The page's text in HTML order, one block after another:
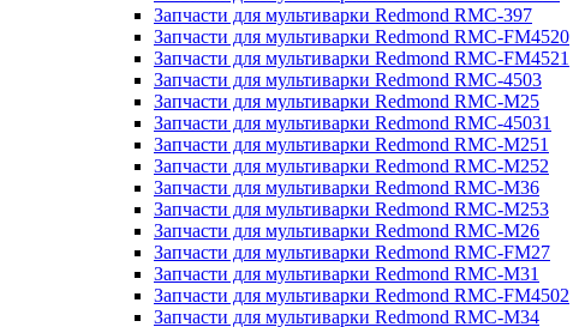
Запчасти для мультиварки Redmond RMC-397
Запчасти для мультиварки Redmond RMC-FM4520
Запчасти для мультиварки Redmond RMC-FM4521
Запчасти для мультиварки Redmond RMC-4503
Запчасти для мультиварки Redmond RMC-M25
Запчасти для мультиварки Redmond RMC-45031
Запчасти для мультиварки Redmond RMC-M251
Запчасти для мультиварки Redmond RMC-M252
Запчасти для мультиварки Redmond RMC-M36
Запчасти для мультиварки Redmond RMC-M253
Запчасти для мультиварки Redmond RMC-M26
Запчасти для мультиварки Redmond RMC-FM27
Запчасти для мультиварки Redmond RMC-M31
Запчасти для мультиварки Redmond RMC-FM4502
Запчасти для мультиварки Redmond RMC-M34